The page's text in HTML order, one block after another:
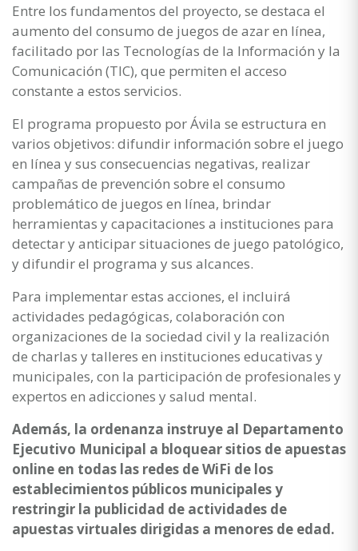
Entre los fundamentos del proyecto, se destaca el
aumento del consumo de juegos de azar en línea,
facilitado por las Tecnologías de la Información y la
Comunicación (TIC), que permiten el acceso
constante a estos servicios.
El programa propuesto por Ávila se estructura en
varios objetivos: difundir información sobre el juego
en línea y sus consecuencias negativas, realizar
campañas de prevención sobre el consumo
problemático de juegos en línea, brindar
herramientas y capacitaciones a instituciones para
detectar y anticipar situaciones de juego patológico,
y difundir el programa y sus alcances.
Para implementar estas acciones, el incluirá
actividades pedagógicas, colaboración con
organizaciones de la sociedad civil y la realización
de charlas y talleres en instituciones educativas y
municipales, con la participación de profesionales y
expertos en adicciones y salud mental.
Además, la ordenanza instruye al Departamento
Ejecutivo Municipal a bloquear sitios de apuestas
online en todas las redes de WiFi de los
establecimientos públicos municipales y
restringir la publicidad de actividades de
apuestas virtuales dirigidas a menores de edad.